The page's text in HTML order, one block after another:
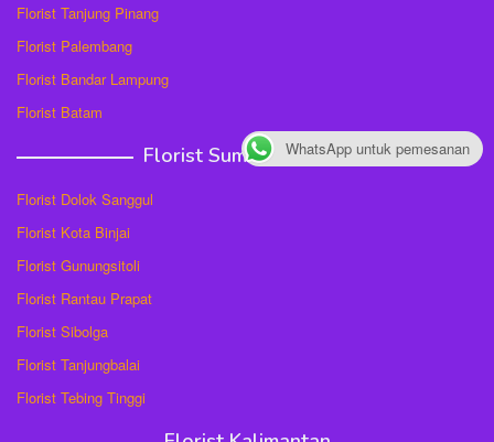
Florist Tanjung Pinang
Florist Palembang
Florist Bandar Lampung
Florist Batam
Florist Sumatera Utara
Florist Dolok Sanggul
Florist Kota Binjai
Florist Gunungsitoli
Florist Rantau Prapat
Florist Sibolga
Florist Tanjungbalai
Florist Tebing Tinggi
WhatsApp untuk pemesanan